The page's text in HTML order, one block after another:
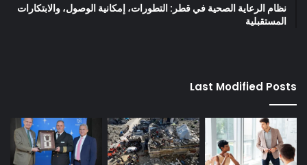
نظام الرعاية الصحية في قطر: التطورات، إمكانية الوصول، والابتكارات
المستقبلية
Last Modified Posts